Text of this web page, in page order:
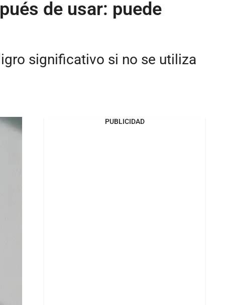
de usar: puede
significativo si no se utiliza
PUBLICIDAD